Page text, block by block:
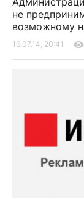
не
возможному
16.07.14, 20:41